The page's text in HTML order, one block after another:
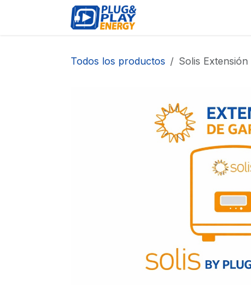
Todos los productos Solis